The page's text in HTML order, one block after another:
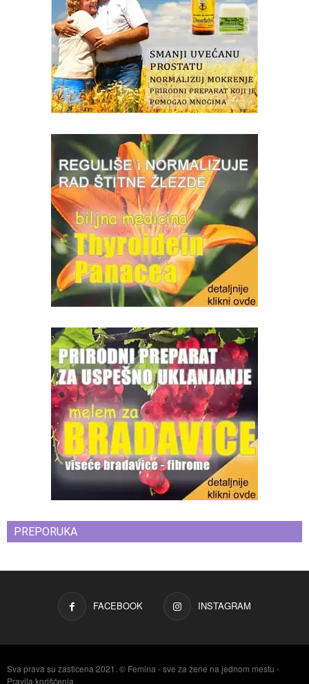
PREPORUKA
FACEBOOK INSTAGRAM
Sva prava su zasticena 2021. © Femina - sve za žene na jednom mestu -
Pravila korišćenja